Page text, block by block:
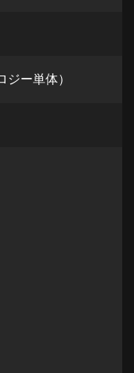
ー単体）